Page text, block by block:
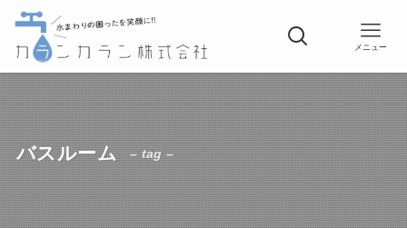
メニュー
バスルーム – tag –